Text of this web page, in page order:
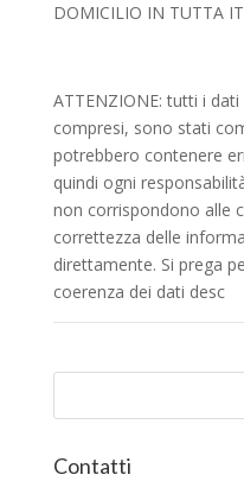
DOMICILIO IN TUTTA
ATTENZIONE: tutti i
compresi, sono stati
potrebbero contenere
quindi ogni
non corrispondono alle
correttezza delle
direttamente. Si prega
coerenza dei dati desc
Contatti